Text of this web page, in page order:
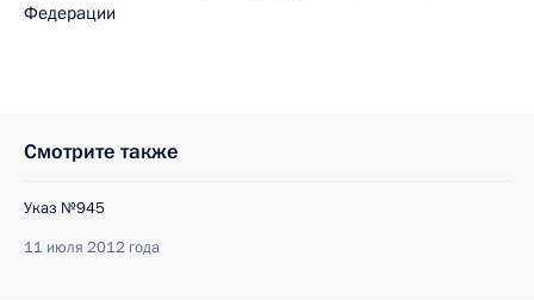
Федерации
Смотрите также
Указ №945
11 июля 2012 года